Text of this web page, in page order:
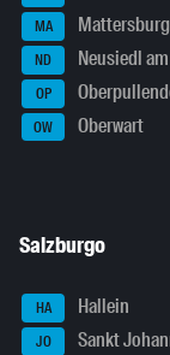
MA Mattersburg
ND Neusiedl
OP
OW Oberwart
Salzburgo
HA Hallein
JO Sankt